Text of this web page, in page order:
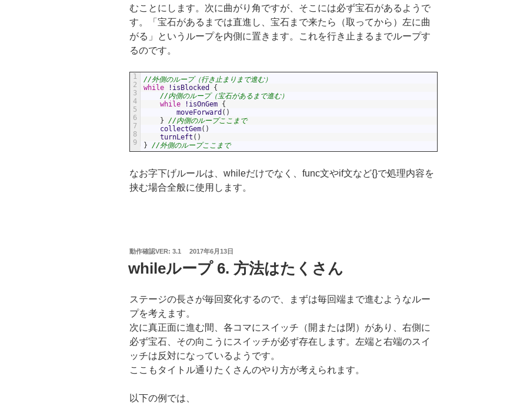
むことにします。次に曲がり角ですが、そこには必ず宝石があるようで
す。「宝石があるまでは直進し、宝石まで来たら（取ってから）左に曲
がる」というループを内側に置きます。これを行き止まるまでループす
るのです。
1
2
3
4
5
6
7
8
9
//外側のループ（行き止まりまで進む）
while
! isBlocked
{
//内側のループ（宝石があるまで進む）
while
! isOnGem {
moveForward ( )
} //内側のループここまで
collectGem( )
turnLeft ( )
} //外側のループここまで
なお字下げルールは、whileだけでなく、func文やif文など{}で処理内容を
挟む場合全般に使用します。
動作確認VER: 3.1
投
日:
2017年6月13日
whileループ 6. 方法はたくさん
ステージの長さが毎回変化するので、まずは毎回端まで進むようなルー
プを考えます。
次に真正面に進む間、各コマにスイッチ（開または閉）があり、右側に
必ず宝石、その向こうにスイッチが必ず存在します。左端と右端のスイ
ッチは反対になっているようです。
ここもタイトル通りたくさんのやり方が考えられます。
以下の例では、